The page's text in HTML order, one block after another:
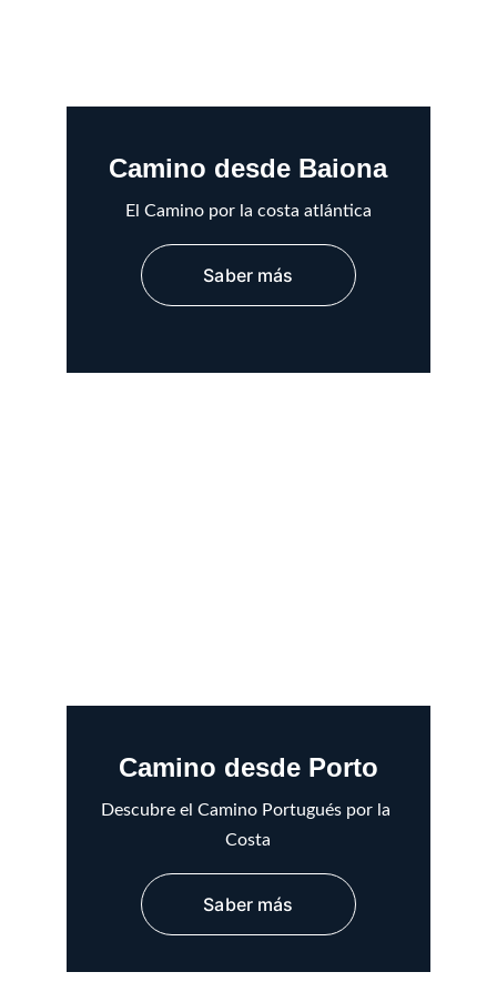
Camino desde Baiona
El Camino por la costa atlántica
Camino desde Porto
Descubre el Camino Portugués por la
Costa
Saber más
Saber más